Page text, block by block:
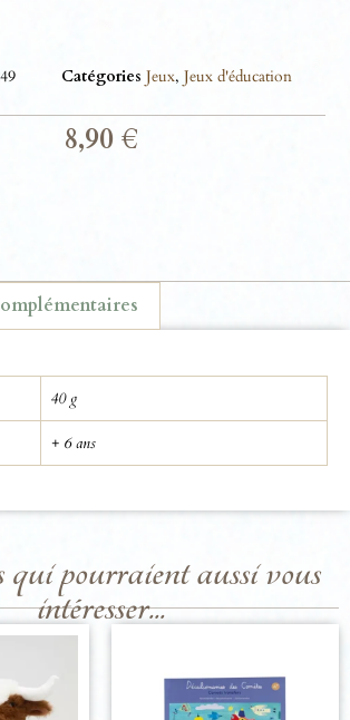
Catégories Jeux,Jeux d'éducation
8,90 €
40 g
+ 6 ans
pourraient aussi vous
intéresser...